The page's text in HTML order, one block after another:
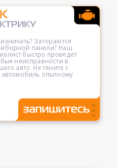
Загораются
панели? Наш
быстро проведет
неисправности в
авто. Не тяните с
опытному